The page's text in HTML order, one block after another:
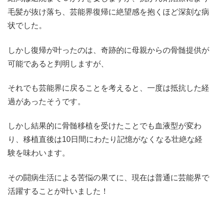
毛髪が抜け落ち、芸能界復帰に絶望感を抱くほど深刻な病
状でした。
しかし復帰が叶ったのは、奇跡的に母親からの骨髄提供が
可能であると判明しますが、
それでも芸能界に戻ることを考えると、一度は抵抗した経
過があったそうです。
しかし結果的に骨髄移植を受けたことでも血液型が変わ
り、移植直後は10日間にわたり記憶がなくなる壮絶な経
験を味わいます。
その闘病生活による苦悩の果てに、現在は普通に芸能界で
活躍することが叶いました！